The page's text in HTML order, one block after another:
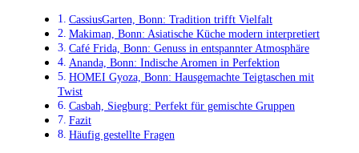
CassiusGarten, Bonn: Tradition trifft Vielfalt
Makiman, Bonn: Asiatische Küche modern interpretiert
Café Frida, Bonn: Genuss in entspannter Atmosphäre
Ananda, Bonn: Indische Aromen in Perfektion
HOMEI Gyoza, Bonn: Hausgemachte Teigtaschen mit
Twist
Casbah, Siegburg: Perfekt für gemischte Gruppen
Fazit
Häufig gestellte Fragen